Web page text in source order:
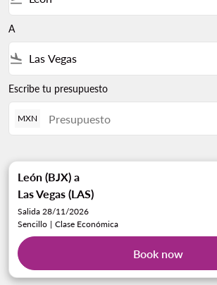
A
flight_land
Escribe tu presupuesto
MXN
León (BJX) a
Las Vegas (LAS)
Salida 28/11/2026
Sencillo | Clase Económica
Book now